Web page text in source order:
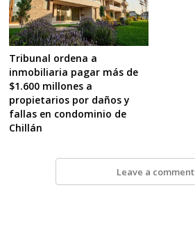
Tribunal ordena a
inmobiliaria pagar más de
$1.600 millones a
propietarios por daños y
fallas en condominio de
Chillán
Leave a comment